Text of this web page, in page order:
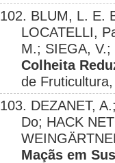
102. BLUM, L. E.
LOCATELLI,
M.; SIEGA,
Colheita
de
103. DEZANET,
Do; HACK
Maçãs em